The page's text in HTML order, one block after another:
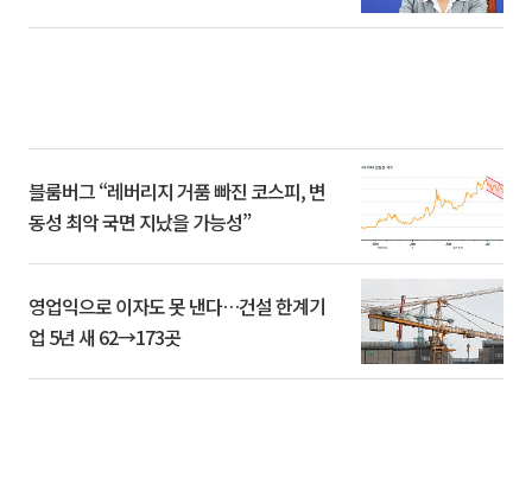
블룸버그 “레버리지 거품 빠진 코스피, 변
동성 최악 국면 지났을 가능성”
영업익으로 이자도 못 낸다…건설 한계기
업 5년 새 62→173곳